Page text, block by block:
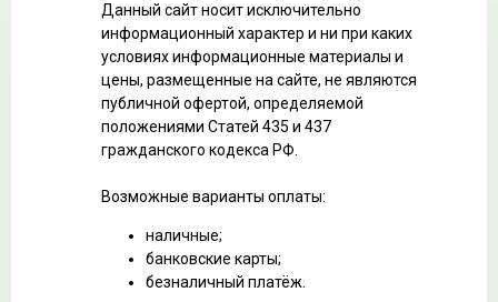
Данный сайт носит исключительно
информационный характер и ни при каких
условиях информационные материалы и
цены, размещенные на сайте, не являются
публичной офертой, определяемой
положениями Статей 435 и 437
гражданского кодекса РФ.
Возможные варианты оплаты:
наличные;
банковские карты;
безналичный платёж.